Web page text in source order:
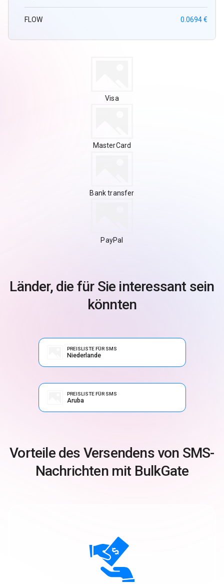
FLOW 0.0694 €
Visa
MasterCard
Bank transfer
PayPal
Länder, die für Sie interessant sein
könnten
PREISLISTE FÜR SMS
Niederlande
PREISLISTE FÜR SMS
Aruba
Vorteile des Versendens von SMS-
Nachrichten mit BulkGate